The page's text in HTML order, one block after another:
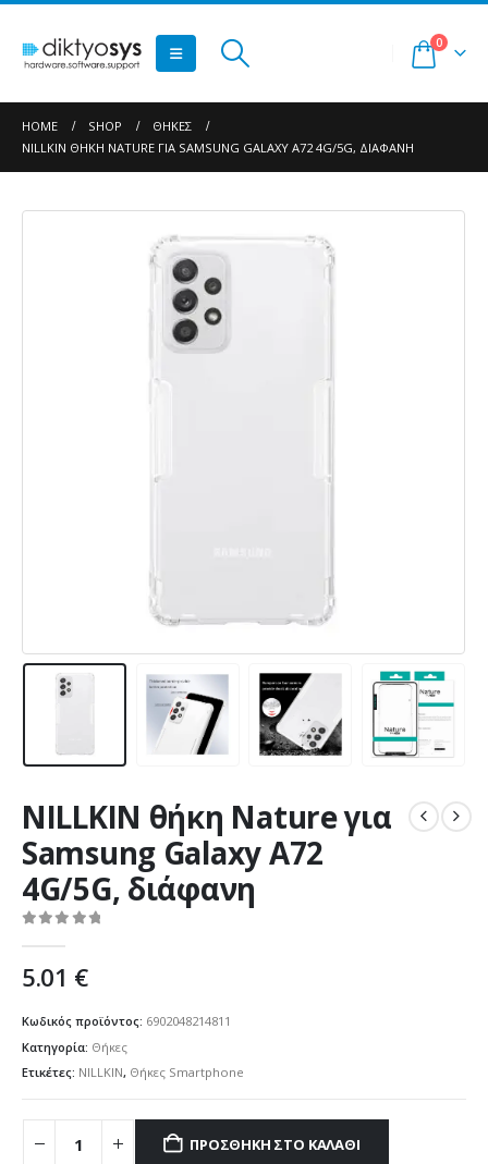
0
HOME SHOP
ΘΉΚΕΣ
NILLKIN ΘΉΚΗ NATURE ΓΙΑ SAMSUNG GALAXY A72 4G/5G, ΔΙΆΦΑΝΗ
NILLKIN θήκη Nature για
Samsung Galaxy A72
4G/5G, διάφανη
5.01 €
Κωδικός προϊόντος: 6902048214811
Κατηγορία: Θήκες
Ετικέτες: NILLKIN, Θήκες Smartphone
ΠΡΟΣΘΉΚΗ ΣΤΟ ΚΑΛΆΘΙ